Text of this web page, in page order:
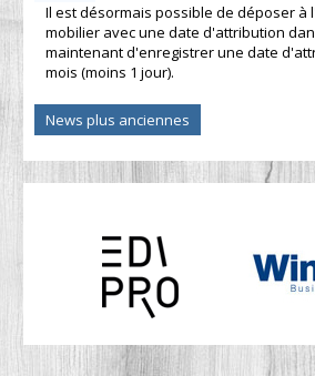
Il est désormais possible de déposer
mobilier avec une date d'attribution
maintenant d'enregistrer une date
mois (moins 1 jour).
News plus anciennes